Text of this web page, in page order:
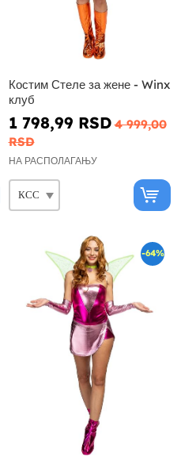
Костим Стеле за жене - Winx
клуб
1 798,99 RSD 4 999,00
RSD
НА РАСПОЛАГАЊУ
-64%